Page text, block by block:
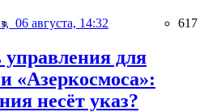
06 августа, 14:32 617
для
«Азеркосмоса»:
несёт указ?